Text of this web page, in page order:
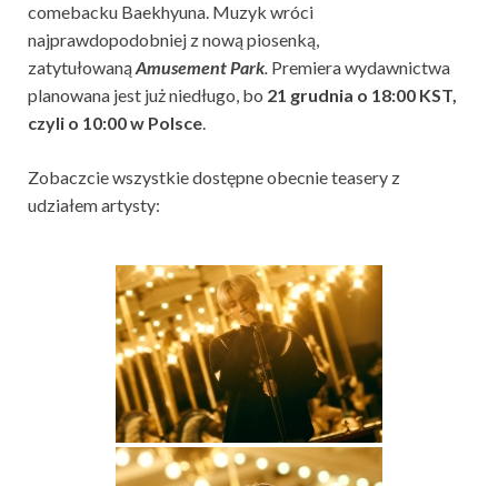
comebacku Baekhyuna. Muzyk wróci
najprawdopodobniej z nową piosenką,
zatytułowanąAmusement Park. Premiera wydawnictwa
planowana jest już niedługo, bo 21 grudnia o 18:00 KST,
czyli o 10:00 w Polsce.
Zobaczcie wszystkie dostępne obecnie teasery z
udziałem artysty: